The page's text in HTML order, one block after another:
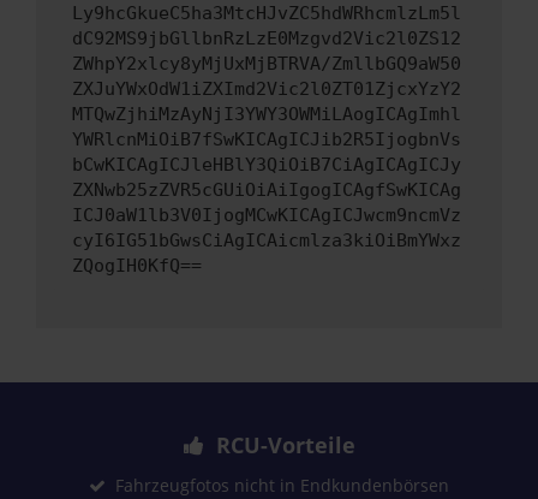
Ly9hcGkueC5ha3MtcHJvZC5hdWRhcmlzLm5l
dC92MS9jbGllbnRzLzE0Mzgvd2Vic2l0ZS12
ZWhpY2xlcy8yMjUxMjBTRVA/ZmllbGQ9aW50
ZXJuYWxOdW1iZXImd2Vic2l0ZT01ZjcxYzY2
MTQwZjhiMzAyNjI3YWY3OWMiLAogICAgImhl
YWRlcnMiOiB7fSwKICAgICJib2R5IjogbnVs
bCwKICAgICJleHBlY3QiOiB7CiAgICAgICJy
ZXNwb25zZVR5cGUiOiAiIgogICAgfSwKICAg
ICJ0aW1lb3V0IjogMCwKICAgICJwcm9ncmVz
cyI6IG51bGwsCiAgICAicmlza3kiOiBmYWxz
ZQogIH0KfQ==
RCU-Vorteile
Fahrzeugfotos nicht in Endkundenbörsen